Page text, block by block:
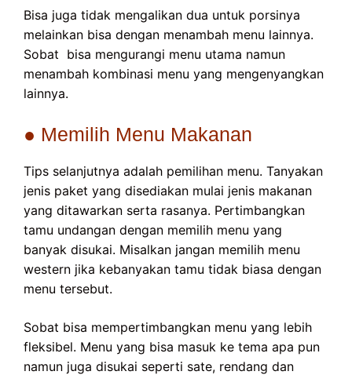
Bisa juga tidak mengalikan dua untuk porsinya
melainkan bisa dengan menambah menu lainnya.
Sobat bisa mengurangi menu utama namun
menambah kombinasi menu yang mengenyangkan
lainnya.
● Memilih Menu Makanan
Tips selanjutnya adalah pemilihan menu. Tanyakan
jenis paket yang disediakan mulai jenis makanan
yang ditawarkan serta rasanya. Pertimbangkan
tamu undangan dengan memilih menu yang
banyak disukai. Misalkan jangan memilih menu
western jika kebanyakan tamu tidak biasa dengan
menu tersebut.
Sobat bisa mempertimbangkan menu yang lebih
fleksibel. Menu yang bisa masuk ke tema apa pun
namun juga disukai seperti sate, rendang dan